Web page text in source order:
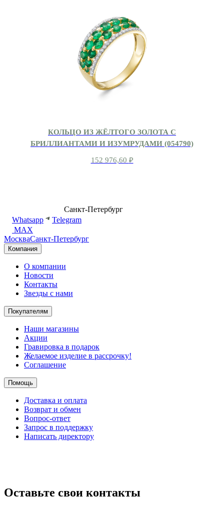
КОЛЬЦО ИЗ ЖЁЛТОГО ЗОЛОТА С
БРИЛЛИАНТАМИ И ИЗУМРУДАМИ (054790)
152 976,60 ₽
Санкт-Петербург
Whatsapp
Telegram
MAX
МоскваСанкт-Петербург
Компания
О компании
Новости
Контакты
Звезды с нами
Покупателям
Наши магазины
Акции
Гравировка в подарок
Желаемое изделие в рассрочку!
Соглашение
Помощь
Доставка и оплата
Возврат и обмен
Вопрос-ответ
Запрос в поддержку
Написать директору
Оставьте свои контакты